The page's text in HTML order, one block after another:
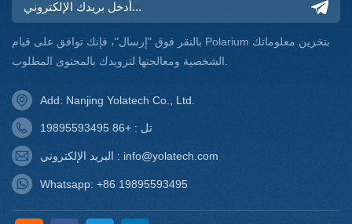
بالنقر فوق "إرسال"، فإنك توافق على قيام Polarium بتخزين معلوماتك
Add: Nanjing Yolatech Co., Ltd.
تل : +86 19895593495
البريد الإلكتروني : info@yolatech.com
Whatsapp: +86 19895593495